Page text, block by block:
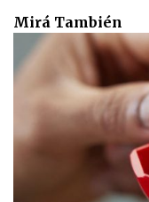
Mirá También